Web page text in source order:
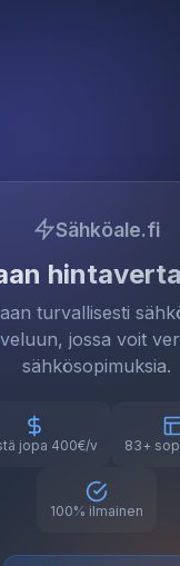
Sähköale.fi
turvallisesti
jossa voit
sähkösopimuksia.
jopa 400€/v 83+
100% ilmainen